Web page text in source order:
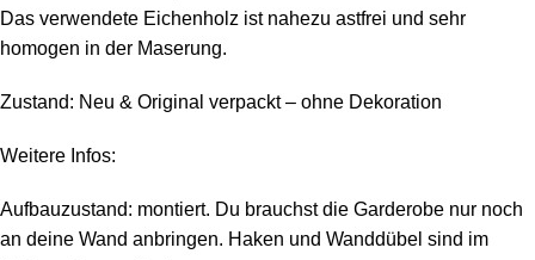
Das verwendete Eichenholz ist nahezu astfrei und sehr
homogen in der Maserung.
Zustand: Neu & Original verpackt – ohne Dekoration
Weitere Infos:
Aufbauzustand: montiert. Du brauchst die Garderobe nur noch
an deine Wand anbringen. Haken und Wanddübel sind im